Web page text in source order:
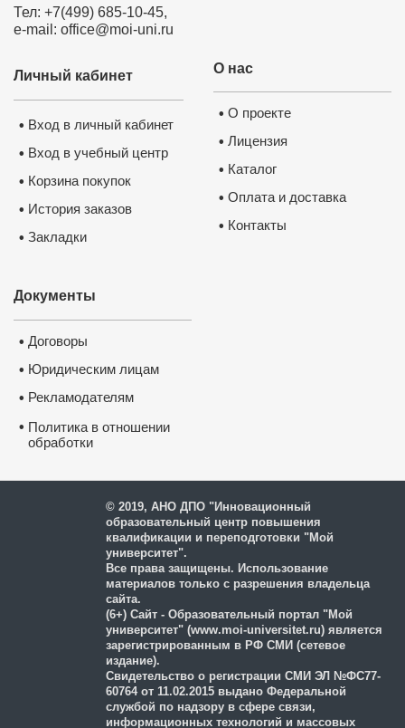
Тел: +7(499) 685-10-45,
e-mail: office@moi-uni.ru
О нас
• О проекте
• Лицензия
• Каталог
• Оплата и доставка
• Контакты
Личный кабинет
• Вход в личный кабинет
• Вход в учебный центр
• Корзина покупок
• История заказов
• Закладки
Документы
• Договоры
• Юридическим лицам
• Рекламодателям
• Политика в отношении
обработки
© 2019, АНО ДПО "Инновационный
образовательный центр повышения
квалификации и переподготовки "Мой
университет".
Все права защищены. Использование
материалов только с разрешения владельца
сайта.
(6+) Сайт - Образовательный портал "Мой
университет" (www.moi-universitet.ru) является
зарегистрированным в РФ СМИ (сетевое
издание).
Свидетельство о регистрации СМИ ЭЛ №ФС77-
60764 от 11.02.2015 выдано Федеральной
службой по надзору в сфере связи,
информационных технологий и массовых